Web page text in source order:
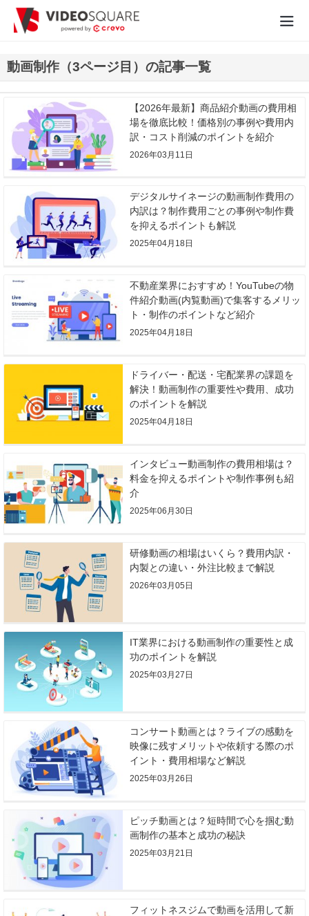
動画制作実績
お役立ち情報
お問合わせ・無料見積もり
動画制作（3ページ目）の記事一覧
【2026年最新】商品紹介動画の費用相
場を徹底比較！価格別の事例や費用内
訳・コスト削減のポイントを紹介
2026年03月11日
デジタルサイネージの動画制作費用の
内訳は？制作費用ごとの事例や制作費
を抑えるポイントも解説
2025年04月18日
不動産業界におすすめ！YouTubeの物
件紹介動画(内覧動画)で集客するメリッ
ト・制作のポイントなど紹介
2025年04月18日
ドライバー・配送・宅配業界の課題を
解決！動画制作の重要性や費用、成功
のポイントを解説
2025年04月18日
インタビュー動画制作の費用相場は？
料金を抑えるポイントや制作事例も紹
介
2025年06月30日
研修動画の相場はいくら？費用内訳・
内製との違い・外注比較まで解説
2026年03月05日
IT業界における動画制作の重要性と成
功のポイントを解説
2025年03月27日
コンサート動画とは？ライブの感動を
映像に残すメリットや依頼する際のポ
イント・費用相場など解説
2025年03月26日
ピッチ動画とは？短時間で心を掴む動
画制作の基本と成功の秘訣
2025年03月21日
フィットネスジムで動画を活用して新